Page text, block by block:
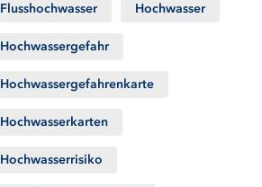
Flusshochwasser Hochwasser
Hochwassergefahr
Hochwassergefahrenkarte
Hochwasserkarten
Hochwasserrisiko